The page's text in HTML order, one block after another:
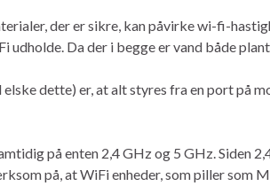
der er sikre, kan påvirke wi-fi-
Da der i begge er vand både
dette) er, at alt styres fra en port på
på enten 2,4 GHz og 5 GHz. Siden
på, at WiFi enheder, som piller som